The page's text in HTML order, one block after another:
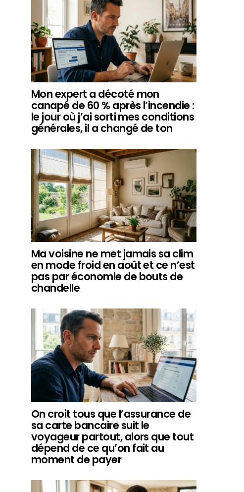
Mon expert a décoté mon
canapé de 60 % après l’incendie :
le jour où j’ai sorti mes conditions
générales, il a changé de ton
Ma voisine ne met jamais sa clim
en mode froid en août et ce n’est
pas par économie de bouts de
chandelle
On croit tous que l’assurance de
sa carte bancaire suit le
voyageur partout, alors que tout
dépend de ce qu’on fait au
moment de payer